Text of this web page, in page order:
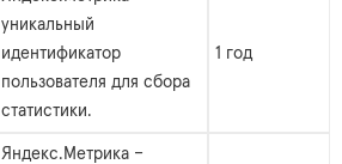
уникальный
идентификатор
пользователя для сбора
статистики.
1 год
Яндекс.Метрика –